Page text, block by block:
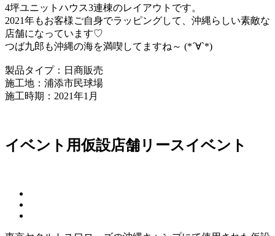
4坪ユニットハウス3連棟のレイアウトです。
2021年もお客様ご自身でラッピングして、沖縄らしい素敵な
店舗になっています♡
つば九郎も沖縄の海を満喫してますね～ (*´∀`*)
製品タイプ：日商販売
施工地：浦添市民球場
施工時期：2021年1月
イベント用仮設店舗リースイベント